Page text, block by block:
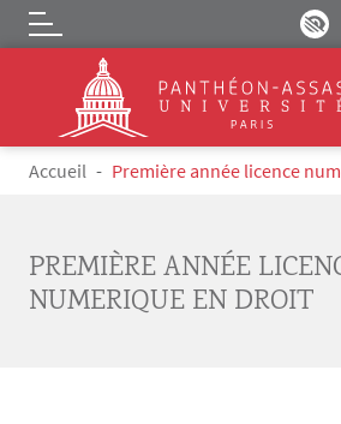
Aller au contenu principal
Logo
Fil d'Ariane
Accueil Première année licence
PREMIÈRE ANNÉE
NUMERIQUE EN DROIT